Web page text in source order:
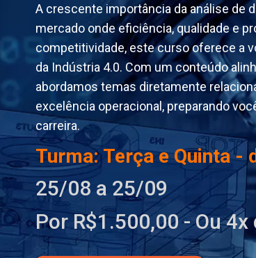
A crescente importância da análise de
mercado onde eficiência, qualidade e
competitividade, este curso oferece a
da Indústria 4.0. Com um conteúdo
abordamos temas diretamente
excelência operacional, preparando
carreira.
Turma: Terça e Quinta -
25/08 a 25/09
Por R$1.500,00 - Ou